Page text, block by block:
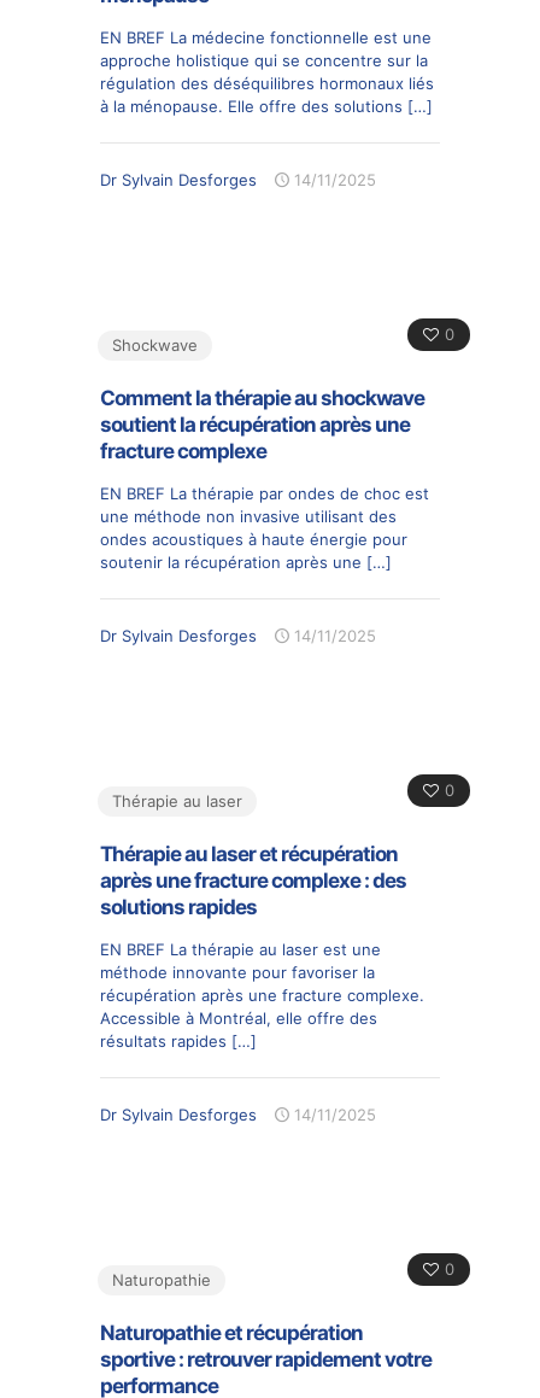
EN BREF La médecine fonctionnelle est une
approche holistique qui se concentre sur la
régulation des déséquilibres hormonaux liés
à la ménopause. Elle offre des solutions […]
Dr Sylvain Desforges 14/11/2025
0
Shockwave
Comment la thérapie au shockwave
soutient la récupération après une
fracture complexe
EN BREF La thérapie par ondes de choc est
une méthode non invasive utilisant des
ondes acoustiques à haute énergie pour
soutenir la récupération après une […]
Dr Sylvain Desforges 14/11/2025
0
Thérapie au laser
Thérapie au laser et récupération
après une fracture complexe : des
solutions rapides
EN BREF La thérapie au laser est une
méthode innovante pour favoriser la
récupération après une fracture complexe.
Accessible à Montréal, elle offre des
résultats rapides […]
Dr Sylvain Desforges 14/11/2025
0
Naturopathie
Naturopathie et récupération
sportive : retrouver rapidement votre
performance